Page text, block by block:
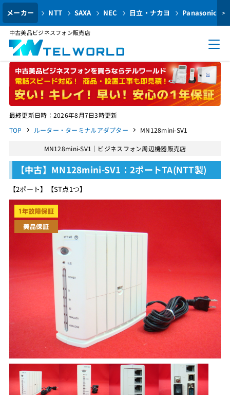
メーカー NTT SAXA NEC 日立・ナカヨ Panasonic >
中古美品ビジネスフォン販売店
最終更新日時：2026年8月7日3時更新
TOP
ルーター・ターミナルアダプター MN128mini-SV1
MN128mini-SV1｜ビジネスフォン周辺機器販売店
【中古】MN128mini-SV1：2ポートTA(NTT製)
【2ポート】【ST点1つ】